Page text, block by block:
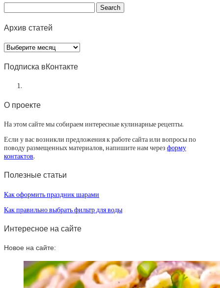
Архив статей
Архив
статей
Подписка вКонтакте
О проекте
На этом сайте мы собираем интересные кулинарные рецепты.
Если у вас возникли предложения к работе сайта или вопросы по
поводу размещенных материалов, напишите нам через форму
контактов.
Полезные статьи
Как оформить праздник шарами
Как правильно выбрать фильтр для воды
Интересное на сайте
Новое на сайте: